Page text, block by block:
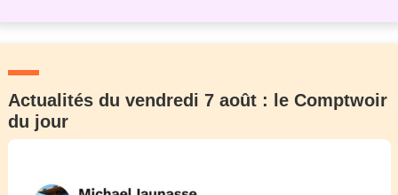
Actualités du vendredi 7 août : le Comptwoir
du jour